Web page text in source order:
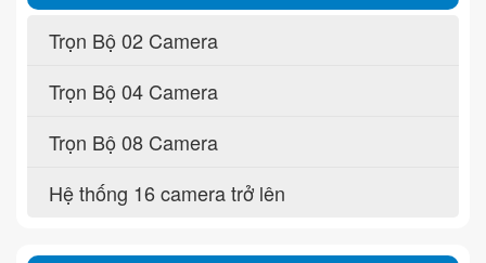
Trọn Bộ 02 Camera
Trọn Bộ 04 Camera
Trọn Bộ 08 Camera
Hệ thống 16 camera trở lên